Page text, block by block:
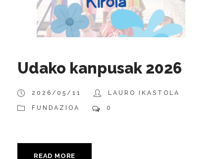
Udako kanpusak 2026
2026/05/11 LAURO IKASTOLA
FUNDAZIOA 0
READ MORE